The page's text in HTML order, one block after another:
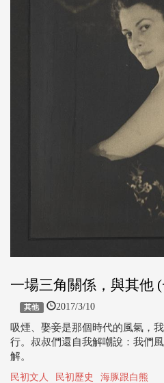
一場三角關係，與其他
其他 2017/3/10
吸煙、娶妾是那個時代的風氣，
行。叔叔們還自我解嘲說：我們
解。
民初文人 民初歷史 海豚跟白熊